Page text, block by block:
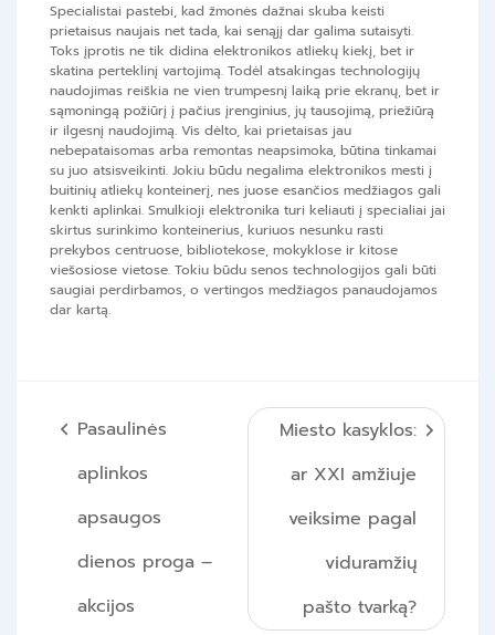
Specialistai pastebi, kad žmonės dažnai skuba keisti
prietaisus naujais net tada, kai senąjį dar galima sutaisyti.
Toks įprotis ne tik didina elektronikos atliekų kiekį, bet ir
skatina perteklinį vartojimą. Todėl atsakingas technologijų
naudojimas reiškia ne vien trumpesnį laiką prie ekranų, bet ir
sąmoningą požiūrį į pačius įrenginius, jų tausojimą, priežiūrą
ir ilgesnį naudojimą. Vis dėlto, kai prietaisas jau
nebepataisomas arba remontas neapsimoka, būtina tinkamai
su juo atsisveikinti. Jokiu būdu negalima elektronikos mesti į
buitinių atliekų konteinerį, nes juose esančios medžiagos gali
kenkti aplinkai. Smulkioji elektronika turi keliauti į specialiai jai
skirtus surinkimo konteinerius, kuriuos nesunku rasti
prekybos centruose, bibliotekose, mokyklose ir kitose
viešosiose vietose. Tokiu būdu senos technologijos gali būti
saugiai perdirbamos, o vertingos medžiagos panaudojamos
dar kartą.
Navigacija
tarp
įrašų
Pasaulinės
aplinkos
apsaugos
dienos proga –
akcijos
Miesto kasyklos:
ar XXI amžiuje
veiksime pagal
viduramžių
pašto tvarką?